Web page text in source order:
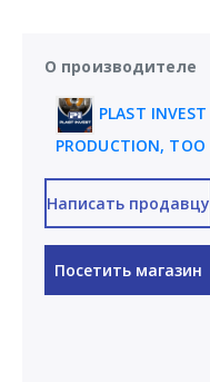
О производителе
PLAST INVEST
PRODUCTION, ТОО
Написать продавцу
Посетить магазин